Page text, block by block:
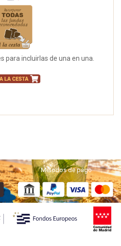
para incluirlas de una en una.
Métodos de pago